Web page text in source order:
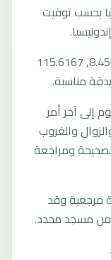
بحسب توقيت
المرجع العام للمدينة يستخدم إحداثيات -8.4500, 115.6167
مناسبة.
إلى آخر أمر
والغروب
ومراجعة
مرجعية وقد
من مسجد محدد.